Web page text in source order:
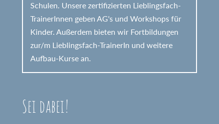
Schulen. Unsere zertifizierten Lieblingsfach-
TrainerInnen geben AG's und Workshops für
Kinder. Außerdem bieten wir Fortbildungen
zur/m Lieblingsfach-TrainerIn und weitere
Aufbau-Kurse an.
Sei dabei!